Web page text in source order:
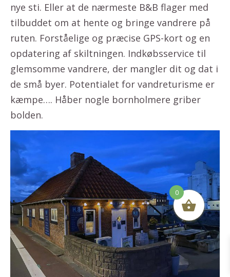
nye sti. Eller at de nærmeste B&B flager med
tilbuddet om at hente og bringe vandrere på
ruten. Forståelige og præcise GPS-kort og en
opdatering af skiltningen. Indkøbsservice til
glemsomme vandrere, der mangler dit og dat i
de små byer. Potentialet for vandreturisme er
kæmpe…. Håber nogle bornholmere griber
bolden.
0